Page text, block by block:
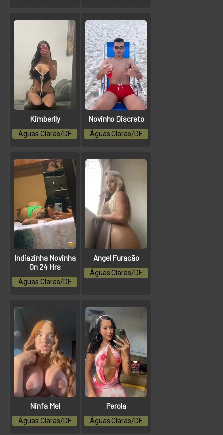
Kimberlly
Águas Claras/DF
Novinho Discreto
Águas Claras/DF
Indiazinha Novinha
On 24 Hrs
Águas Claras/DF
Angel Furacão
Águas Claras/DF
Ninfa Mel
Águas Claras/DF
Perola
Águas Claras/DF